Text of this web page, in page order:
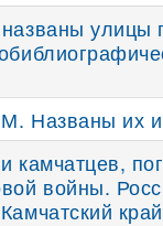
улицы
Названы их
камчатцев,
войны.